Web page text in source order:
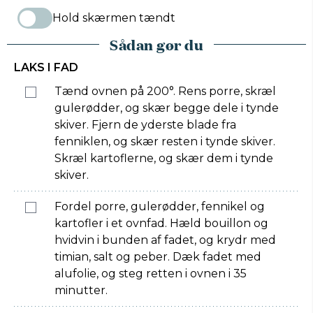
Hold skærmen tændt
Sådan gør du
LAKS I FAD
Tænd ovnen på 200°. Rens porre, skræl
gulerødder, og skær begge dele i tynde
skiver. Fjern de yderste blade fra
fenniklen, og skær resten i tynde skiver.
Skræl kartoflerne, og skær dem i tynde
skiver.
Fordel porre, gulerødder, fennikel og
kartofler i et ovnfad. Hæld bouillon og
hvidvin i bunden af fadet, og krydr med
timian, salt og peber. Dæk fadet med
alufolie, og steg retten i ovnen i 35
minutter.